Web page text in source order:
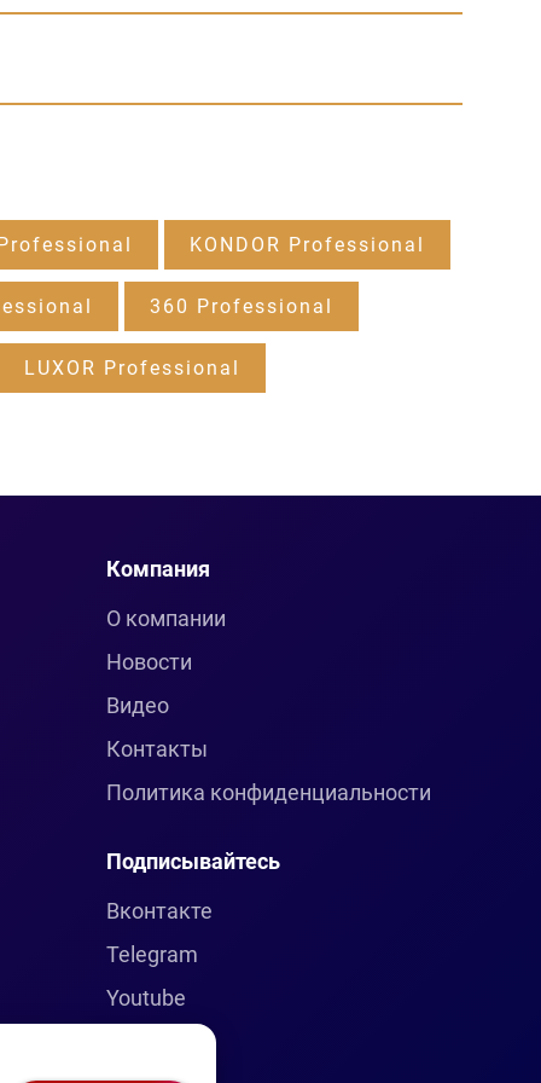
KONDOR Professional
360 Professional
LUXOR Professional
Компания
О компании
Новости
Видео
Контакты
Политика конфиденциальности
Подписывайтесь
Вконтакте
Telegram
Youtube